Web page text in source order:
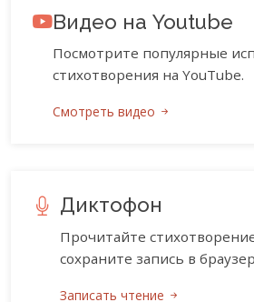
Видео на Youtube
Посмотрите популярные
стихотворения на YouTube.
Смотреть видео
Диктофон
Прочитайте
сохраните запись в
Записать чтение